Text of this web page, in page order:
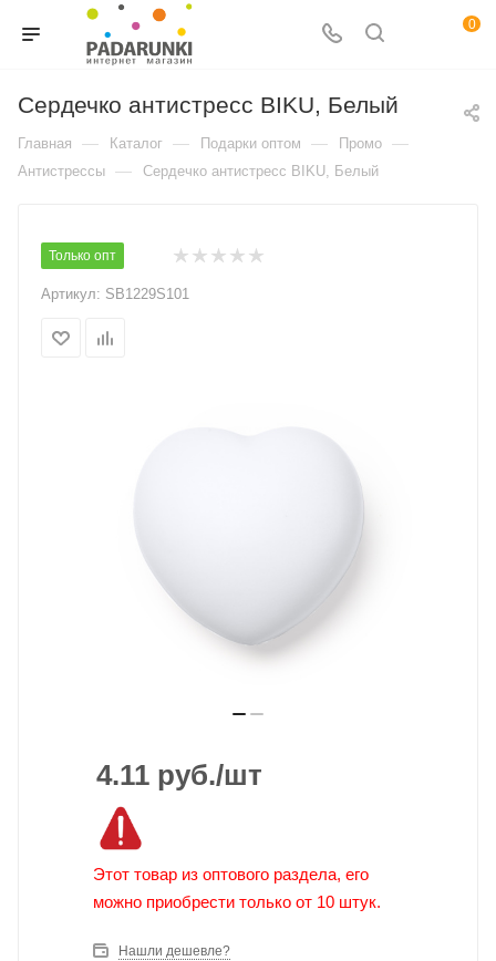
0
Сердечко антистресс BIKU, Белый
Главная — Каталог — Подарки оптом — Промо —
Антистрессы — Сердечко антистресс BIKU, Белый
Только опт
Артикул: SB1229S101
4.11 руб./шт
Этот товар из оптового раздела, его
можно приобрести только от 10 штук.
Нашли дешевле?